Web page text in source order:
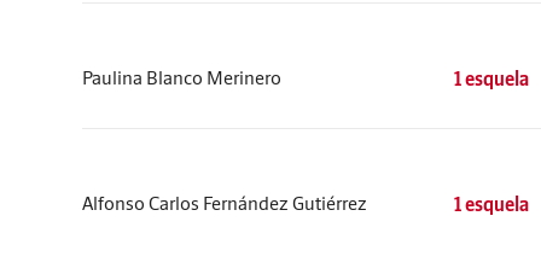
Paulina Blanco Merinero 1 esquela
Alfonso Carlos Fernández Gutiérrez 1 esquela